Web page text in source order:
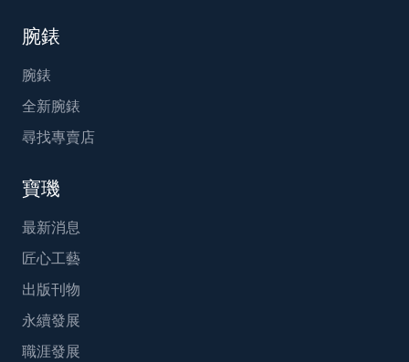
腕錶
腕錶
全新腕錶
尋找專賣店
寶璣
最新消息
匠心工藝
出版刊物
永續發展
職涯發展